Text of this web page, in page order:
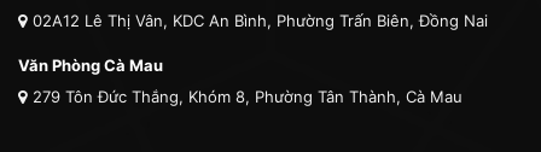
02A12 Lê Thị Vân, KDC An Bình, Phường Trấn Biên, Đồng Nai
Văn Phòng Cà Mau
279 Tôn Đức Thắng, Khóm 8, Phường Tân Thành, Cà Mau